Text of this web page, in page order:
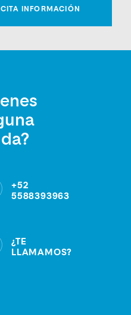
+52
5588393963
¿TE
LLAMAMOS?